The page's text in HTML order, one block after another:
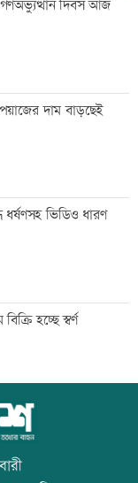
অপপ্রচারের বিরুদ্ধে
ফিরতে চান সাকিব
সুযোগ নেই: ক্রীড়া
৬ সিনেমা দেখা যাবে
দিবস আজ
দাম বাড়ছেই
ধর্ষণসহ ভিডিও ধারণ
হচ্ছে স্বর্ণ